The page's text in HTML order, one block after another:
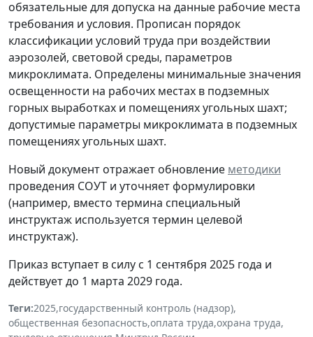
обязательные для допуска на данные рабочие места
требования и условия. Прописан порядок
классификации условий труда при воздействии
аэрозолей, световой среды, параметров
микроклимата. Определены минимальные значения
освещенности на рабочих местах в подземных
горных выработках и помещениях угольных шахт;
допустимые параметры микроклимата в подземных
помещениях угольных шахт.
Новый документ отражает обновление методики
проведения СОУТ и уточняет формулировки
(например, вместо термина специальный
инструктаж используется термин целевой
инструктаж).
Приказ вступает в силу с 1 сентября 2025 года и
действует до 1 марта 2029 года.
Теги:2025,государственный контроль (надзор),
общественная безопасность,оплата труда,охрана труда,